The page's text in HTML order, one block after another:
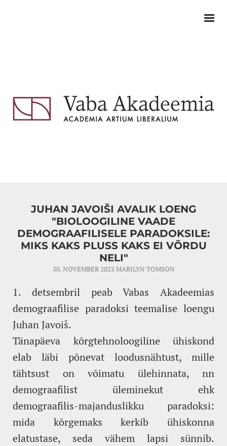
JUHAN JAVOIŠI AVALIK LOENG
"BIOLOOGILINE VAADE
DEMOGRAAFILISELE PARADOKSILE:
MIKS KAKS PLUSS KAKS EI VÕRDU
NELI"
30. NOVEMBER 2023MARILYN TOMSON
1. detsembril peab Vabas Akadeemias
demograafilise paradoksi teemalise loengu
Juhan Javoiš.
Tänapäeva kõrgtehnoloogiline ühiskond
elab läbi põnevat loodusnähtust, mille
tähtsust on võimatu ülehinnata, nn
demograafilist üleminekut ehk
demograafilis-majanduslikku paradoksi:
mida kõrgemaks kerkib ühiskonna
elatustase, seda vähem lapsi sünnib.